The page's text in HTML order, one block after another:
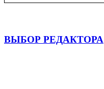
ВЫБОР РЕДАКТОРА